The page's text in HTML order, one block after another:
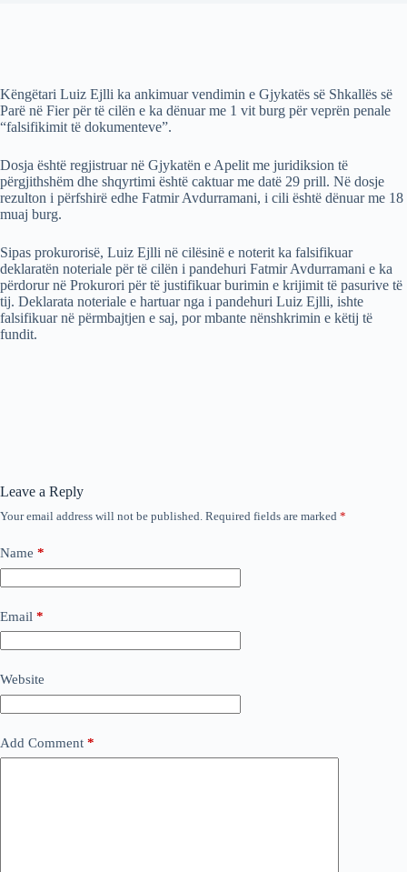
Këngëtari Luiz Ejlli ka ankimuar vendimin e Gjykatës së Shkallës së
Parë në Fier për të cilën e ka dënuar me 1 vit burg për veprën penale
“falsifikimit të dokumenteve”.
Dosja është regjistruar në Gjykatën e Apelit me juridiksion të
përgjithshëm dhe shqyrtimi është caktuar me datë 29 prill. Në dosje
rezulton i përfshirë edhe Fatmir Avdurramani, i cili është dënuar me 18
muaj burg.
Sipas prokurorisë, Luiz Ejlli në cilësinë e noterit ka falsifikuar
deklaratën noteriale për të cilën i pandehuri Fatmir Avdurramani e ka
përdorur në Prokurori për të justifikuar burimin e krijimit të pasurive të
tij. Deklarata noteriale e hartuar nga i pandehuri Luiz Ejlli, ishte
falsifikuar në përmbajtjen e saj, por mbante nënshkrimin e këtij të
fundit.
Leave a Reply
Your email address will not be published. Required fields are marked *
Name *
Email *
Website
Add Comment *